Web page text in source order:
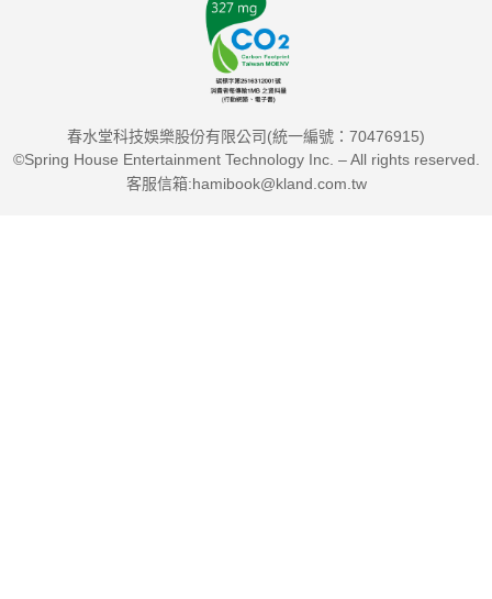
春水堂科技娛樂股份有限公司(統一編號：70476915)
©Spring House Entertainment Technology Inc. – All rights reserved.
客服信箱:hamibook@kland.com.tw